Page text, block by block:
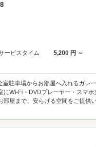
ービスタイム
5,200 円 ～
駐車場からお部屋へ入れるガレ
Wi-Fi・DVDプレーヤー・スマホ
屋まで、安らげる空間をご提供